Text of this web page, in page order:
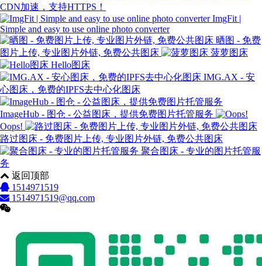
CDN加速，支持HTTPS！
ImgFit |
Simple and easy to use online photo converter
晒图 - 免费
图片上传, 专业图片外链, 免费公共图床
菠萝图床
Hello图床
IMG.AX - 安
心图床，免费的IPFS去中心化图床
ImageHub - 图仓 - 公益图床，提供免费图片托管服务
Oops!
路过图床 - 免费图片上传, 专业图片外链, 免费公共图床
聚合图床 - 专业的图片托管服
务
返回顶部
1514971519
1514971519@qq.com